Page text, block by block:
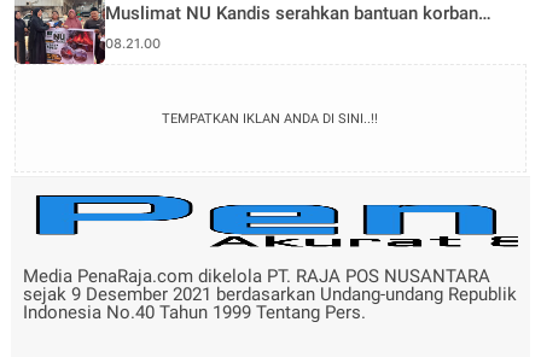
Muslimat NU Kandis serahkan bantuan korban
musibah kebakaran
08.21.00
TEMPATKAN IKLAN ANDA DI SINI..!!
Media PenaRaja.com dikelola PT. RAJA POS NUSANTARA
sejak 9 Desember 2021 berdasarkan Undang-undang Republik
Indonesia No.40 Tahun 1999 Tentang Pers.